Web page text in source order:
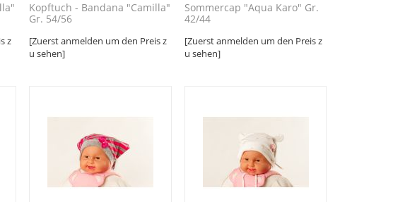
z
Kopftuch - Bandana "Camilla"
Gr. 54/56
[Zuerst anmelden um den Preis z
u sehen]
Sommercap "Aqua Karo" Gr.
42/44
[Zuerst anmelden um den Preis z
u sehen]